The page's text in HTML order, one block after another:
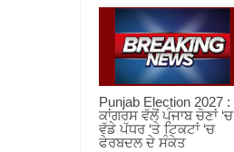
Punjab Election 2027 :
ਕਾਂਗਰਸ ਵੱਲੋਂ ਪੰਜਾਬ ਚੋਣਾਂ ‘ਚ
ਵੱਡੇ ਪੱਧਰ ‘ਤੇ ਟਿਕਟਾਂ ‘ਚ
ਫੇਰਬਦਲ ਦੇ ਸੰਕੇਤ